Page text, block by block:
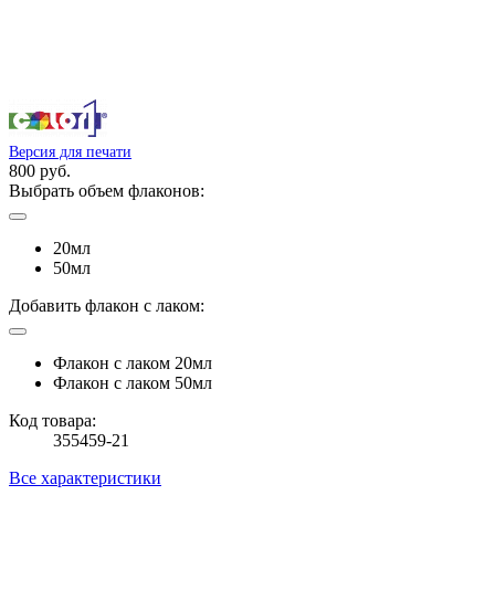
Версия для печати
800 руб.
Выбрать объем флаконов:
20мл
50мл
Добавить флакон с лаком:
Флакон с лаком 20мл
Флакон с лаком 50мл
Код товара:
355459-21
Все характеристики